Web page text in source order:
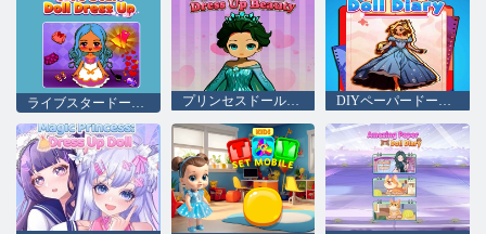
ライブスタードールドレスアップ プリンセスドールドレスアップ美しさ DIYペーパードール日記